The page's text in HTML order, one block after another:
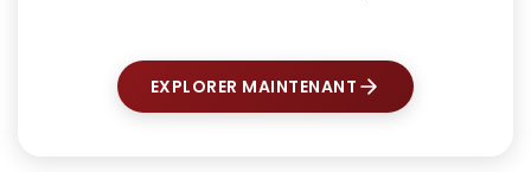
EXPLORER MAINTENANT